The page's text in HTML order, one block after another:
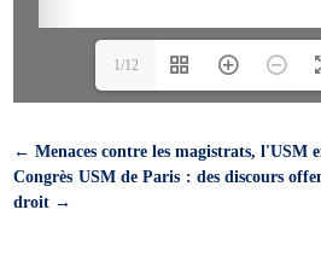
1/12
←Menaces contre les magistrats, l'USM
Congrès USM de Paris : des discours
droit →